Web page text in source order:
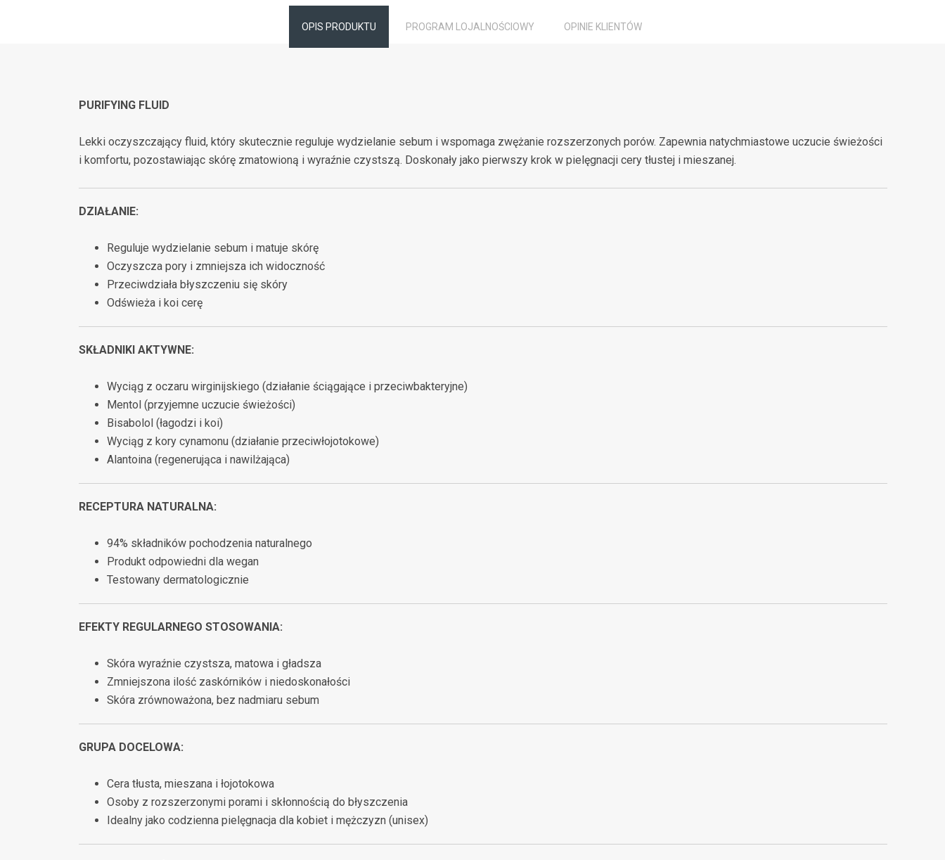
OPIS PRODUKTU PROGRAM LOJALNOŚCIOWY OPINIE KLIENTÓW
PURIFYING FLUID
Lekki oczyszczający fluid, który skutecznie reguluje wydzielanie sebum i wspomaga zwężanie rozszerzonych porów. Zapewnia natychmiastowe uczucie świeżości
i komfortu, pozostawiając skórę zmatowioną i wyraźnie czystszą. Doskonały jako pierwszy krok w pielęgnacji cery tłustej i mieszanej.
DZIAŁANIE:
Reguluje wydzielanie sebum i matuje skórę
Oczyszcza pory i zmniejsza ich widoczność
Przeciwdziała błyszczeniu się skóry
Odświeża i koi cerę
SKŁADNIKI AKTYWNE:
Wyciąg z oczaru wirginijskiego (działanie ściągające i przeciwbakteryjne)
Mentol (przyjemne uczucie świeżości)
Bisabolol (łagodzi i koi)
Wyciąg z kory cynamonu (działanie przeciwłojotokowe)
Alantoina (regenerująca i nawilżająca)
RECEPTURA NATURALNA:
94% składników pochodzenia naturalnego
Produkt odpowiedni dla wegan
Testowany dermatologicznie
EFEKTY REGULARNEGO STOSOWANIA:
Skóra wyraźnie czystsza, matowa i gładsza
Zmniejszona ilość zaskórników i niedoskonałości
Skóra zrównoważona, bez nadmiaru sebum
GRUPA DOCELOWA:
Cera tłusta, mieszana i łojotokowa
Osoby z rozszerzonymi porami i skłonnością do błyszczenia
Idealny jako codzienna pielęgnacja dla kobiet i mężczyzn (unisex)